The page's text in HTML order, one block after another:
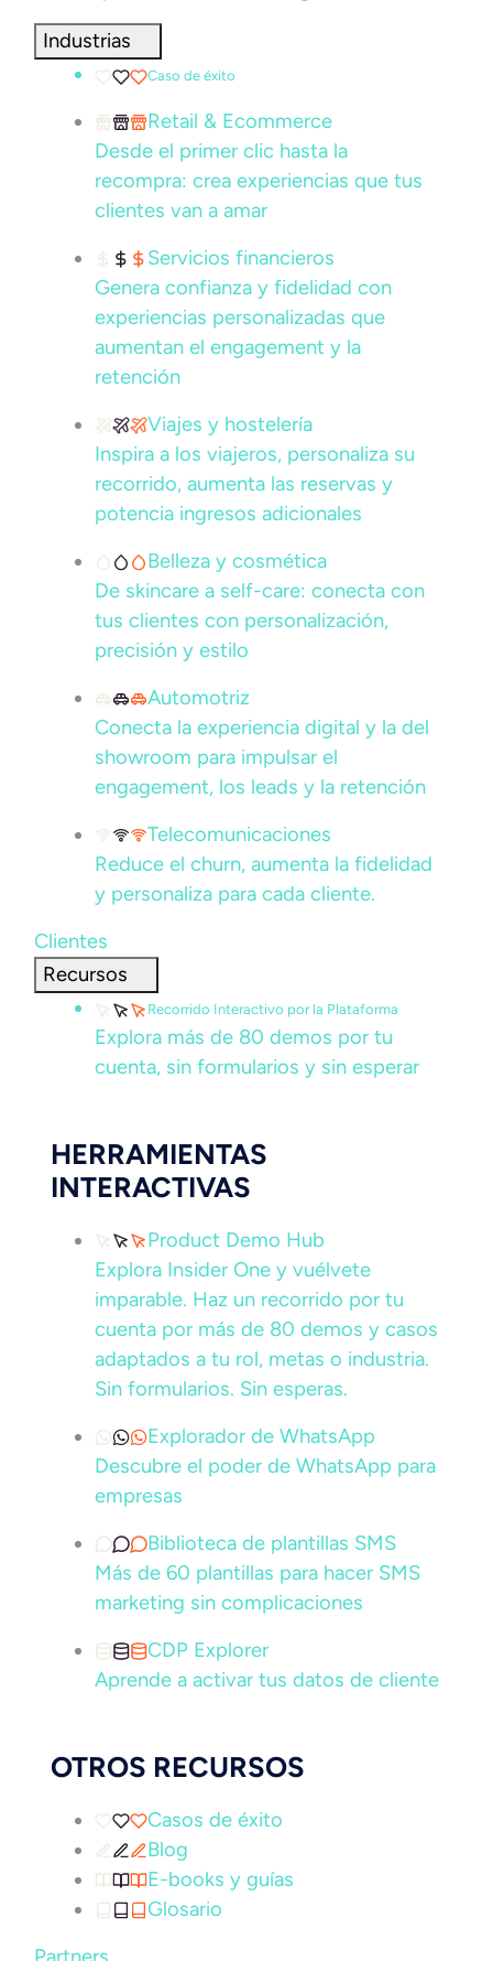
Industrias
Caso de éxito
Retail & Ecommerce
Desde el primer clic hasta la
recompra: crea experiencias que tus
clientes van a amar
Servicios financieros
Genera confianza y fidelidad con
experiencias personalizadas que
aumentan el engagement y la
retención
Viajes y hostelería
Inspira a los viajeros, personaliza su
recorrido, aumenta las reservas y
potencia ingresos adicionales
Belleza y cosmética
De skincare a self-care: conecta con
tus clientes con personalización,
precisión y estilo
Automotriz
Conecta la experiencia digital y la del
showroom para impulsar el
engagement, los leads y la retención
Telecomunicaciones
Reduce el churn, aumenta la fidelidad
y personaliza para cada cliente.
Clientes
Recursos
Recorrido Interactivo por la Plataforma
Explora más de 80 demos por tu
cuenta, sin formularios y sin esperar
HERRAMIENTAS
INTERACTIVAS
Product Demo Hub
Explora Insider One y vuélvete
imparable. Haz un recorrido por tu
cuenta por más de 80 demos y casos
adaptados a tu rol, metas o industria.
Sin formularios. Sin esperas.
Explorador de WhatsApp
Descubre el poder de WhatsApp para
empresas
Biblioteca de plantillas SMS
Más de 60 plantillas para hacer SMS
marketing sin complicaciones
CDP Explorer
Aprende a activar tus datos de cliente
OTROS RECURSOS
Casos de éxito
Blog
E-books y guías
Glosario